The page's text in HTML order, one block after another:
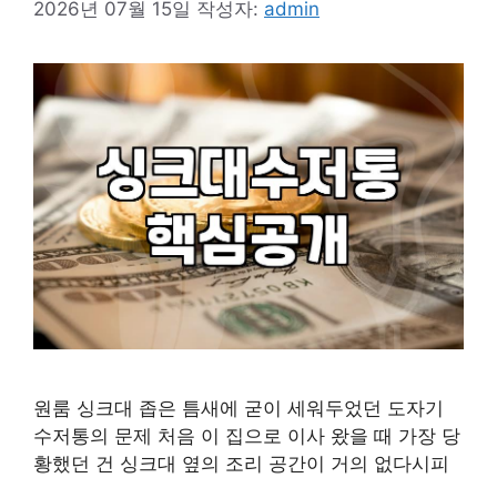
2026년 07월 15일 작성자: admin
원룸 싱크대 좁은 틈새에 굳이 세워두었던 도자기
수저통의 문제 처음 이 집으로 이사 왔을 때 가장 당
황했던 건 싱크대 옆의 조리 공간이 거의 없다시피